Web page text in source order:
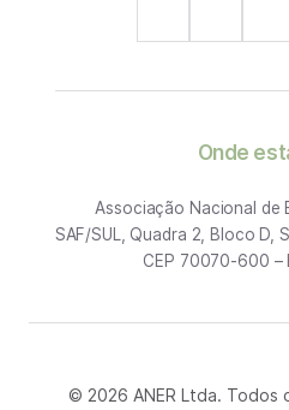
Onde
Associação Nacional de
SAF/SUL, Quadra 2, Bloco D,
CEP 70070-600 –
© 2026 ANER Ltda. Todos